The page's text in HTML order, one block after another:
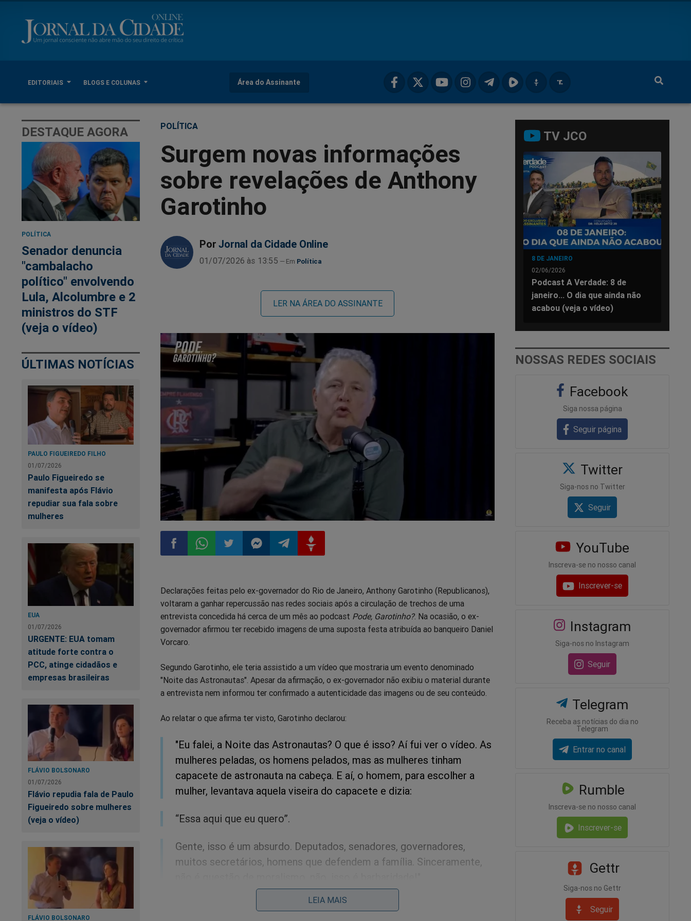
EDITORIAIS BLOGS E COLUNAS Área do Assinante
DESTAQUE AGORA
POLÍTICA
Senador denuncia
"cambalacho
político" envolvendo
Lula, Alcolumbre e 2
ministros do STF
(veja o vídeo)
ÚLTIMAS NOTÍCIAS
PAULO FIGUEIREDO FILHO
01/07/2026
Paulo Figueiredo se
manifesta após Flávio
repudiar sua fala sobre
mulheres
EUA
01/07/2026
URGENTE: EUA tomam
atitude forte contra o
PCC, atinge cidadãos e
empresas brasileiras
FLÁVIO BOLSONARO
01/07/2026
Flávio repudia fala de Paulo
Figueiredo sobre mulheres
(veja o vídeo)
FLÁVIO BOLSONARO
POLÍTICA
Surgem novas informações
sobre revelações de Anthony
Garotinho
Por Jornal da Cidade Online
01/07/2026 às 13:55 Política
LER NA ÁREA DO ASSINANTE
no
Facebook
no
Whatsapp
no
Twitter
no
Messenger
no
Telegram
no
Gettr
Declarações feitas pelo ex-governador do Rio de Janeiro, Anthony Garotinho (Republicanos),
voltaram a ganhar repercussão nas redes sociais após a circulação de trechos de uma
entrevista concedida há cerca de um mês ao podcast Pode, Garotinho?. Na ocasião, o ex-
governador afirmou ter recebido imagens de uma suposta festa atribuída ao banqueiro Daniel
Vorcaro.
Segundo Garotinho, ele teria assistido a um vídeo que mostraria um evento denominado
"Noite das Astronautas". Apesar da afirmação, o ex-governador não exibiu o material durante
a entrevista nem informou ter confirmado a autenticidade das imagens ou de seu conteúdo.
Ao relatar o que afirma ter visto, Garotinho declarou:
"Eu falei, a Noite das Astronautas? O que é isso? Aí fui ver o vídeo. As
mulheres peladas, os homens pelados, mas as mulheres tinham
capacete de astronauta na cabeça. E aí, o homem, para escolher a
mulher, levantava aquela viseira do capacete e dizia:
“Essa aqui que eu quero”.
Gente, isso é um absurdo. Deputados, senadores, governadores,
muitos secretários, homens que defendem a família. Sinceramente,
Ainda durante a entrevista, o ex-governador afirmou que as mulheres presentes no suposto
LEIA MAIS
TV JCO
8 DE JANEIRO
02/06/2026
Podcast A Verdade: 8 de
janeiro... O dia que ainda não
acabou (veja o vídeo)
NOSSAS REDES SOCIAIS
Facebook
Siga nossa página
Seguir página
Twitter
Siga-nos no Twitter
Seguir
YouTube
Inscreva-se no nosso canal
Inscrever-se
Instagram
Siga-nos no Instagram
Seguir
Telegram
Receba as notícias do dia no
Telegram
Entrar no canal
Rumble
Inscreva-se no nosso canal
Inscrever-se
Gettr
Siga-nos no Gettr
Seguir